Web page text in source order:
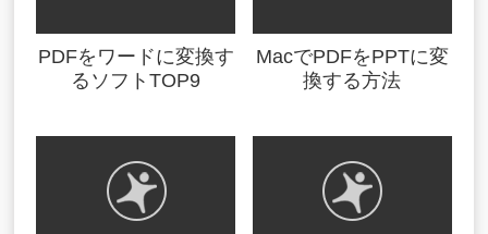
PDFをワードに変換す
るソフトTOP9
MacでPDFをPPTに変
換する方法